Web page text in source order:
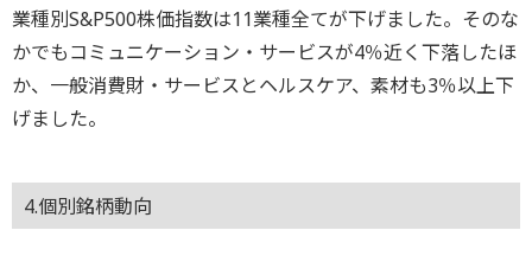
業種別S&P500株価指数は11業種全てが下げました。そのな
かでもコミュニケーション・サービスが4％近く下落したほ
か、一般消費財・サービスとヘルスケア、素材も3％以上下
げました。
4.個別銘柄動向